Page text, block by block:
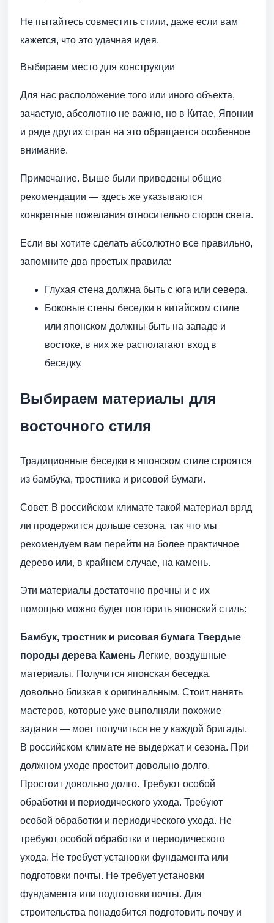
Не пытайтесь совместить стили, даже если вам
кажется, что это удачная идея.
Выбираем место для конструкции
Для нас расположение того или иного объекта,
зачастую, абсолютно не важно, но в Китае, Японии
и ряде других стран на это обращается особенное
внимание.
Примечание. Выше были приведены общие
рекомендации — здесь же указываются
конкретные пожелания относительно сторон света.
Если вы хотите сделать абсолютно все правильно,
запомните два простых правила:
Глухая стена должна быть с юга или севера.
Боковые стены беседки в китайском стиле
или японском должны быть на западе и
востоке, в них же располагают вход в
беседку.
Выбираем материалы для
восточного стиля
Традиционные беседки в японском стиле строятся
из бамбука, тростника и рисовой бумаги.
Совет. В российском климате такой материал вряд
ли продержится дольше сезона, так что мы
рекомендуем вам перейти на более практичное
дерево или, в крайнем случае, на камень.
Эти материалы достаточно прочны и с их
помощью можно будет повторить японский стиль:
Бамбук, тростник и рисовая бумага Твердые
породы дерева Камень Легкие, воздушные
материалы. Получится японская беседка,
довольно близкая к оригинальным. Стоит нанять
мастеров, которые уже выполняли похожие
задания — моет получиться не у каждой бригады.
В российском климате не выдержат и сезона. При
должном уходе простоит довольно долго.
Простоит довольно долго. Требуют особой
обработки и периодического ухода. Требуют
особой обработки и периодического ухода. Не
требуют особой обработки и периодического
ухода. Не требует установки фундамента или
подготовки почты. Не требует установки
фундамента или подготовки почты. Для
строительства понадобится подготовить почву и